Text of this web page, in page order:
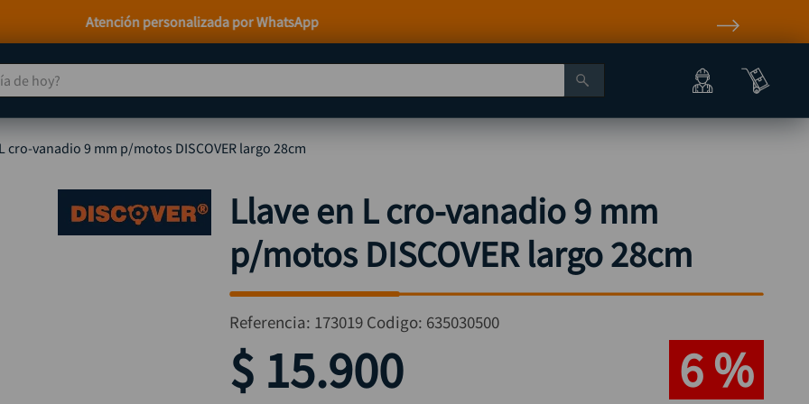
Paga a Crédito con Addi y Sistecrédito
hoy?
cro-vanadio 9 mm p/motos DISCOVER largo 28cm
Llave en L cro-vanadio 9 mm
p/motos DISCOVER largo 28cm
Referencia: 173019 Codigo: 635030500
$ 15.900 6 %
TÉRMINOS MÁS BUSCADOS
1. taladro
compresor